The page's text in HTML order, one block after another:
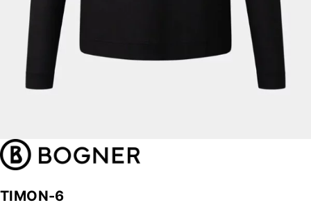
TIMON-6